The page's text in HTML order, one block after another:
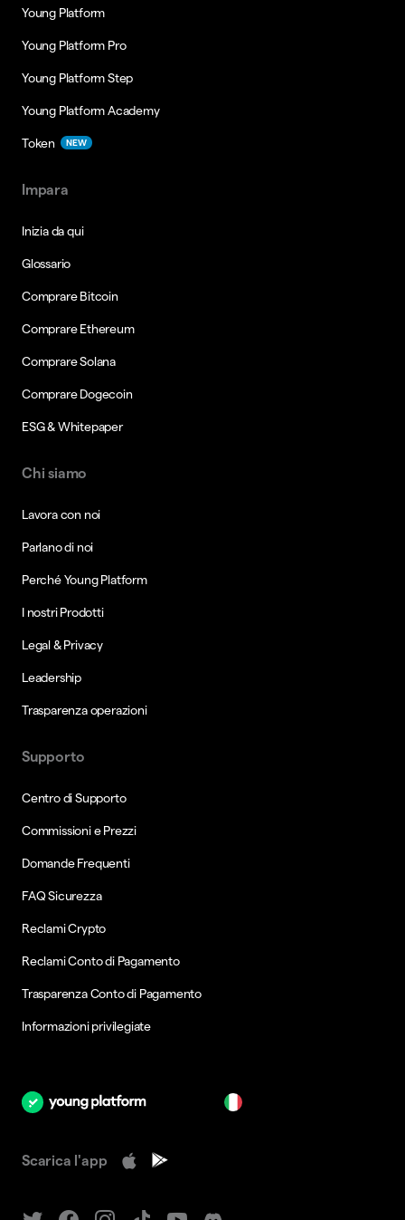
Young Platform
Young Platform Pro
Young Platform Step
Young Platform Academy
Token NEW
Impara
Inizia da qui
Glossario
Comprare Bitcoin
Comprare Ethereum
Comprare Solana
Comprare Dogecoin
ESG & Whitepaper
Chi siamo
Lavora con noi
Parlano di noi
Perché Young Platform
I nostri Prodotti
Legal & Privacy
Leadership
Trasparenza operazioni
Supporto
Centro di Supporto
Commissioni e Prezzi
Domande Frequenti
FAQ Sicurezza
Reclami Crypto
Reclami Conto di Pagamento
Trasparenza Conto di Pagamento
Informazioni privilegiate
Scarica l'app